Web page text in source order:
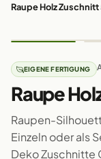
Raupe Holz
EIGENE FERTIGUNG
Raupe
Raupen-
Einzeln oder als
Deko Zuschnitte